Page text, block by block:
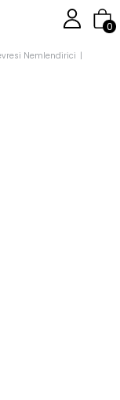
0
Nemlendirici